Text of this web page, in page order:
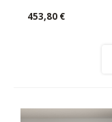
453,80 €